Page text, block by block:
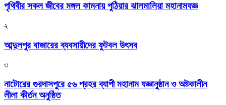
পৃথিবীর সকল জীবের মঙ্গল কামনায় পুঠিয়ার ঝালমালিয়া মহানামযজ্ঞ
২
আব্দুলপুর বাজারের ব্যবসায়ীদের ফুটবল উৎসব
৩
নাটোরের গুরদাসপুরে ৫৬ প্রহর ব্যাপী মহানাম যজ্ঞানুষ্ঠান ও অষ্টকালীন
লীলা কীর্তন অনুষ্ঠিত